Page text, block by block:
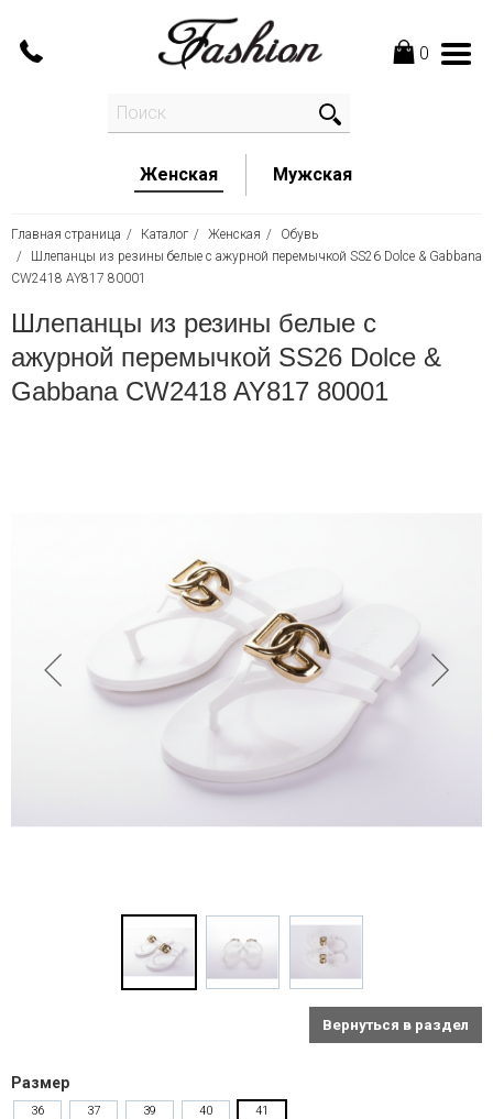
Женская Мужская
0
Главная страница Каталог Женская
Обувь
Шлепанцы из резины белые с ажурной перемычкой SS26 Dolce & Gabbana
CW2418 AY817 80001
Шлепанцы из резины белые с
ажурной перемычкой SS26 Dolce &
Gabbana CW2418 AY817 80001
Вернуться в раздел
Размер
36 37 39 40 41